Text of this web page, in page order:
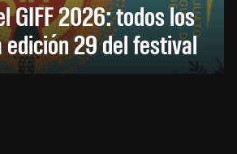
GIFF 2026: todos los
edición 29 del festival